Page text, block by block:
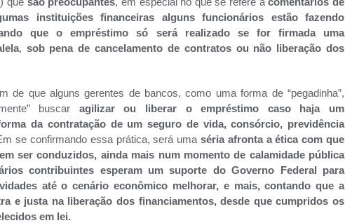
instituições financeiras alguns funcionários estão fazendo
que o empréstimo só será realizado se for firmada uma
, sob pena de cancelamento de contratos ou não liberação dos
de que alguns gerentes de bancos, como uma forma de “pegadinha”,
buscar agilizar ou liberar o empréstimo caso haja um
da contratação de um seguro de vida, consórcio, previdência
se confirmando essa prática, será umaséria afronta a ética com que
ser conduzidos, ainda mais num momento de calamidade pública
contribuintes esperam um suporte do Governo Federal para
até o cenário econômico melhorar, e mais, contando que a
e justa na liberação dos financiamentos, desde que cumpridos os
em lei.